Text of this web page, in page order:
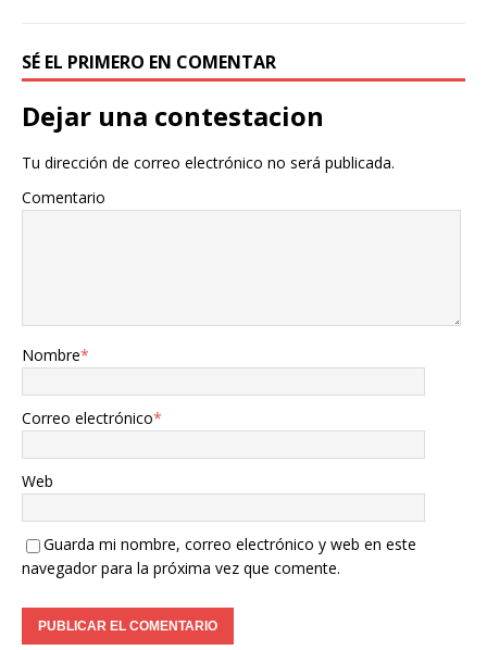
SÉ EL PRIMERO EN COMENTAR
Dejar una contestacion
Tu dirección de correo electrónico no será publicada.
Comentario
Nombre*
Correo electrónico*
Web
Guarda mi nombre, correo electrónico y web en este
navegador para la próxima vez que comente.